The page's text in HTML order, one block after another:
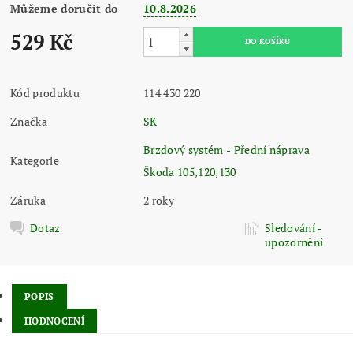
Můžeme doručit do 10.8.2026
529 Kč
Kód produktu
114 430 220
Značka
SK
Kategorie
Brzdový systém - Přední náprava
Škoda 105,120,130
Záruka
2 roky
Dotaz
Sledování -
upozornění
POPIS
HODNOCENÍ